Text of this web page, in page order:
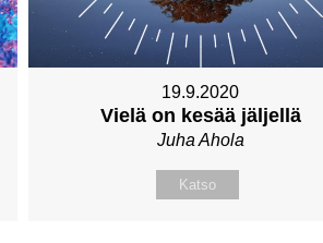
19.9.2020
Vielä on kesää jäljellä
Juha Ahola
Katso